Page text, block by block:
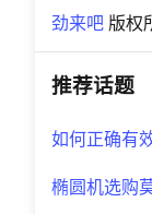
劲来吧 版权
推荐话题
如何正确有
椭圆机选购